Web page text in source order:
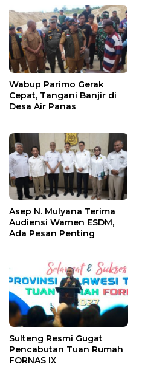
Wabup Parimo Gerak
Cepat, Tangani Banjir di
Desa Air Panas
Asep N. Mulyana Terima
Audiensi Wamen ESDM,
Ada Pesan Penting
Sulteng Resmi Gugat
Pencabutan Tuan Rumah
FORNAS IX